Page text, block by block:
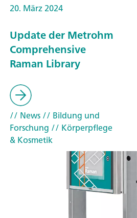
20. März 2024
Update der Metrohm
Comprehensive
Raman Library
// News// Bildung und
Forschung // Körperpflege
& Kosmetik